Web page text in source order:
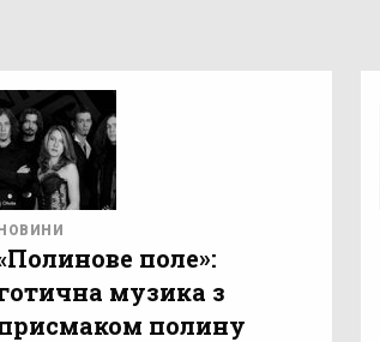
НОВИНИ
поле»:
музика з
полину